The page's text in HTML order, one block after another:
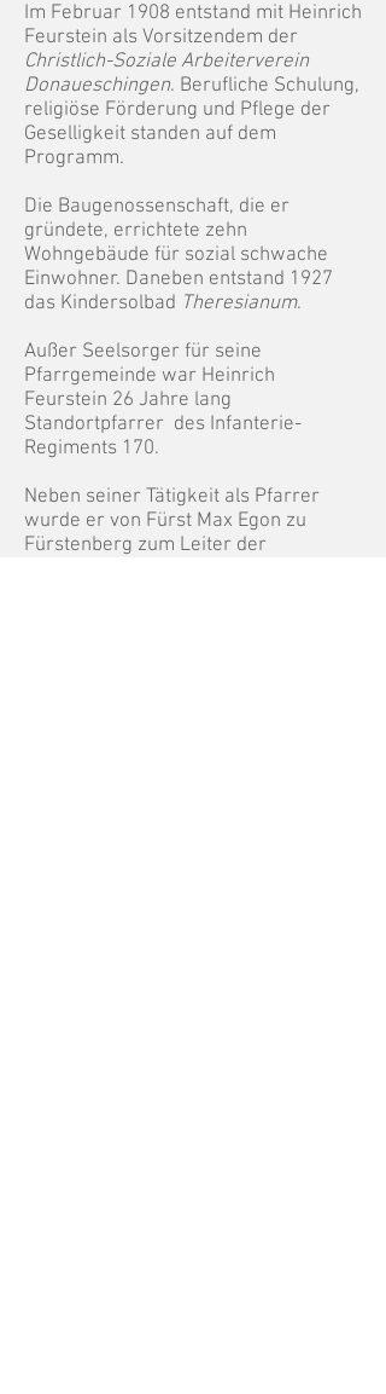
Im Februar 1908 entstand mit Heinrich
Feurstein als Vorsitzendem der
Christlich-Soziale Arbeiterverein
Donaueschingen. Berufliche Schulung,
religiöse Förderung und Pflege der
Geselligkeit standen auf dem
Programm.
Die Baugenossenschaft, die er
gründete, errichtete zehn
Wohngebäude für sozial schwache
Einwohner. Daneben entstand 1927
das Kindersolbad Theresianum.
Außer Seelsorger für seine
Pfarrgemeinde war Heinrich
Feurstein 26 Jahre lang
Standortpfarrer des Infanterie-
Regiments 170.
Neben seiner Tätigkeit als Pfarrer
wurde er von Fürst Max Egon zu
Fürstenberg zum Leiter der